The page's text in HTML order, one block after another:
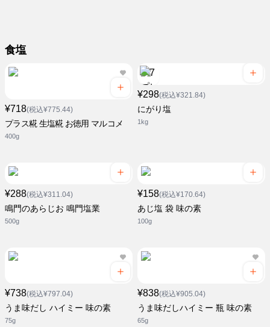
食塩
¥718(税込¥775.44)
プラス糀 生塩糀 お徳用 マルコメ
400g
¥298(税込¥321.84)
にがり塩
1kg
¥288(税込¥311.04)
鳴門のあらじお 鳴門塩業
500g
¥158(税込¥170.64)
あじ塩 袋 味の素
100g
¥738(税込¥797.04)
うま味だし ハイミー 味の素
75g
¥838(税込¥905.04)
うま味だしハイミー 瓶 味の素
65g